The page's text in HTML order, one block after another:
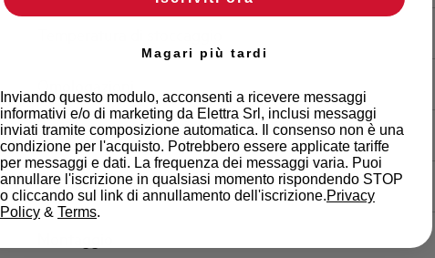
Temperatura di riferimento (°C)
Classe di limitazione
Magari più tardi
Inviando questo modulo, acconsenti a ricevere messaggi
informativi e/o di marketing da Elettra Srl, inclusi messaggi
inviati tramite composizione automatica. Il consenso non è una
condizione per l'acquisto. Potrebbero essere applicate tariffe
per messaggi e dati. La frequenza dei messaggi varia. Puoi
annullare l'iscrizione in qualsiasi momento rispondendo STOP
o cliccando sul link di annullamento dell'iscrizione.Privacy
Policy & Terms.